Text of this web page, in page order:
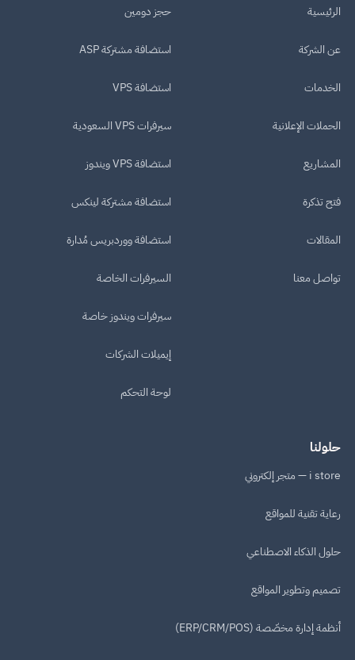
الرئيسية
عن الشركة
الخدمات
الحملات الإعلانية
المشاريع
فتح تذكرة
المقالات
تواصل معنا
حجز دومين
استضافة مشتركة ASP
استضافة VPS
سيرفرات VPS السعودية
استضافة VPS ويندوز
استضافة مشتركة لينكس
استضافة ووردبريس مُدارة
السيرفرات الخاصة
سيرفرات ويندوز خاصة
إيميلات الشركات
لوحة التحكم
حلولنا
i store — متجر إلكتروني
رعاية تقنية للمواقع
حلول الذكاء الاصطناعي
تصميم وتطوير المواقع
أنظمة إدارة مخصّصة (ERP/CRM/POS)